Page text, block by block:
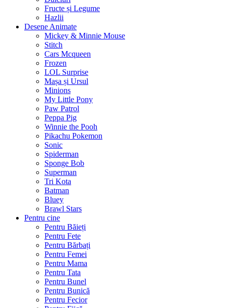
Fructe și Legume
Hazlii
Desene Animate
Mickey & Minnie Mouse
Stitch
Cars Mcqueen
Frozen
LOL Surprise
Mașa și Ursul
Minions
My Little Pony
Paw Patrol
Peppa Pig
Winnie the Pooh
Pikachu Pokemon
Sonic
Spiderman
Sponge Bob
Superman
Tri Kota
Batman
Bluey
Brawl Stars
Pentru cine
Pentru Băieți
Pentru Fete
Pentru Bărbați
Pentru Femei
Pentru Mama
Pentru Tata
Pentru Bunel
Pentru Bunică
Pentru Fecior